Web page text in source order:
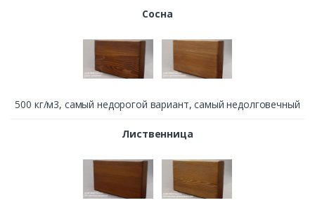
Сосна
500 кг/м3, cамый недорогой вариант, самый недолговечный
Лиственница